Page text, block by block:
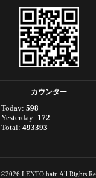
カウンター
Today: 598
Yesterday: 172
Total: 493393
©2026 LENTO hair. All Rights